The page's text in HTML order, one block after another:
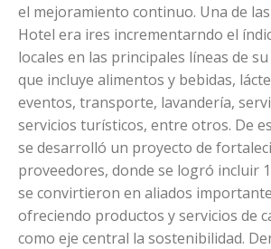
el mejoramiento continuo. Una de
Hotel era ires incrementarndo el
locales en las principales líneas de
que incluye alimentos y bebidas,
eventos, transporte, lavandería,
servicios turísticos, entre otros. De
se desarrolló un proyecto de
proveedores, donde se logró incluir
se convirtieron en aliados
ofreciendo productos y servicios de
como eje central la sostenibilidad.